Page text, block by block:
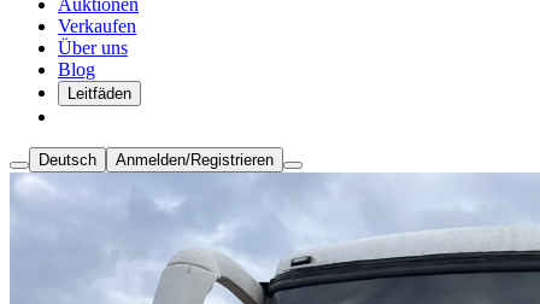
Auktionen
Verkaufen
Über uns
Blog
Leitfäden
Deutsch Anmelden/Registrieren